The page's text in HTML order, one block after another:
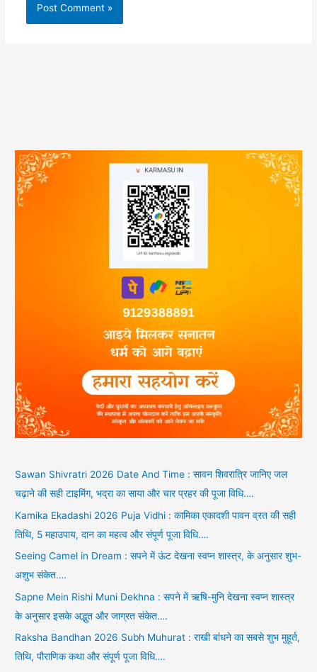
Sawan Shivratri 2026 Date And Time : सावन शिवरात्रि जानिए जल
चढ़ाने की सही टाइमिंग, भद्रा का साया और चार प्रहर की पूजा विधि….
Kamika Ekadashi 2026 Puja Vidhi : कामिका एकादशी पावन व्रत की सही
तिथि, 5 महाउपाय, दान का महत्व और संपूर्ण पूजा विधि….
Seeing Camel in Dream : सपने में ऊंट देखना स्वप्न शास्त्र, के अनुसार शुभ-
अशुभ संकेत….
Sapne Mein Rishi Muni Dekhna : सपने में ऋषि-मुनि देखना स्वप्न शास्त्र
के अनुसार इसके अद्भुत और जाग्रत संकेत….
Raksha Bandhan 2026 Subh Muhurat : राखी बांधने का सबसे शुभ मुहूर्त,
तिथि, पौराणिक कथा और संपूर्ण पूजा विधि….